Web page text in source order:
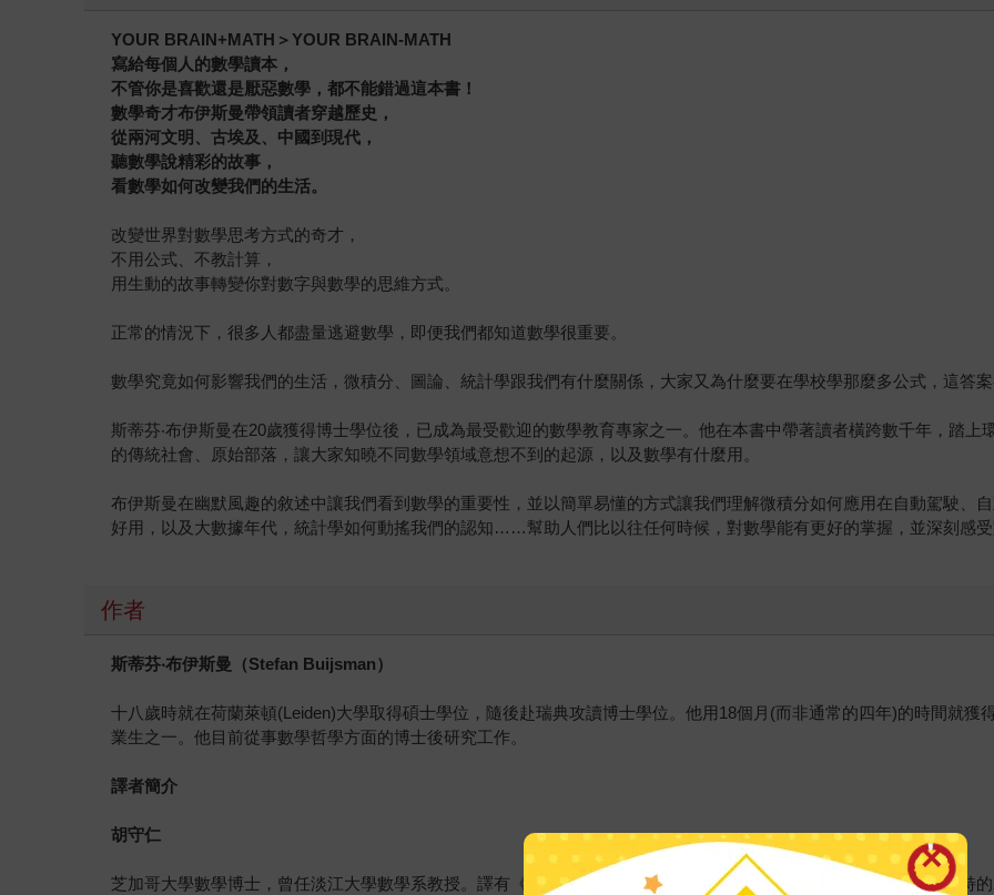
YOUR BRAIN+MATH ＞YOUR BRAIN-MATH
寫給每個人的數學讀本，
不管你是喜歡還是厭惡數學，都不能錯過這本書！
數學奇才布伊斯曼帶領讀者穿越歷史，
從兩河文明、古埃及、中國到現代，
聽數學說精彩的故事，
看數學如何改變我們的生活。
改變世界對數學思考方式的奇才，
不用公式、不教計算，
用生動的故事轉變你對數字與數學的思維方式。
正常的情況下，很多人都盡量逃避數學，即便我們都知道數學很重要。
數學究竟如何影響我們的生活，微積分、圖論、統計學跟我們有什麼關係，大家又為什麼要在學校學那麼多公式，這答
斯蒂芬‧布伊斯曼在20歲獲得博士學位後，已成為最受歡迎的數學教育專家之一。他在本書中帶著讀者橫跨數千年，踏
的傳統社會、原始部落，讓大家知曉不同數學領域意想不到的起源，以及數學有什麼用。
布伊斯曼在幽默風趣的敘述中讓我們看到數學的重要性，並以簡單易懂的方式讓我們理解微積分如何應用在自動駕駛、
好用，以及大數據年代，統計學如何動搖我們的認知……幫助人們比以往任何時候，對數學能有更好的掌握，並深刻感
作者
斯蒂芬‧布伊斯曼（Stefan Buijsman）
十八歲時就在荷蘭萊頓(Leiden)大學取得碩士學位，隨後赴瑞典攻讀博士學位。他用18個月(而非通常的四年)的時間就獲
業生之一。他目前從事數學哲學方面的博士後研究工作。
譯者簡介
胡守仁
芝加哥大學數學博士，曾任淡江大學數學系教授。譯有《數字奇航》、《毛起來說三角》、《隨機法則》、《希爾伯特